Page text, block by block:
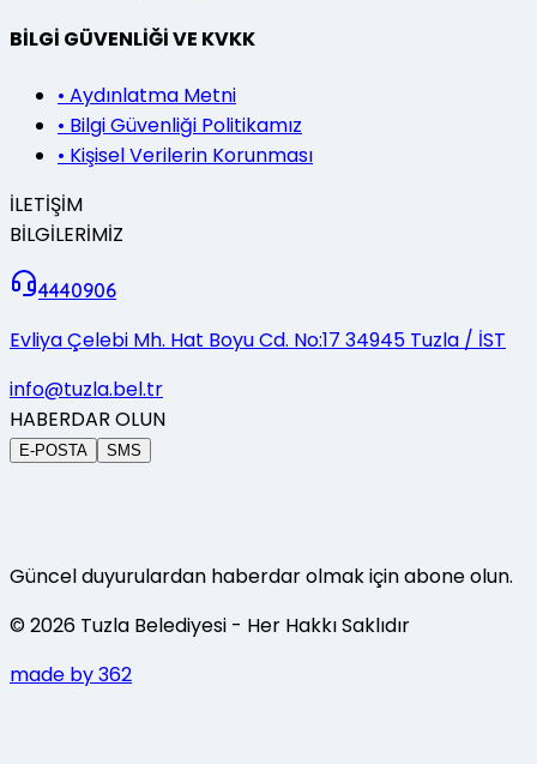
BİLGİ GÜVENLİĞİ VE KVKK
• Aydınlatma Metni
• Bilgi Güvenliği Politikamız
• Kişisel Verilerin Korunması
İLETİŞİM
BİLGİLERİMİZ
4440906
Evliya Çelebi Mh. Hat Boyu Cd. No:17 34945 Tuzla / İST
info@tuzla.bel.tr
HABERDAR OLUN
E-POSTA SMS
Güncel duyurulardan haberdar olmak için abone olun.
©2026 Tuzla Belediyesi - Her Hakkı Saklıdır
made by 362